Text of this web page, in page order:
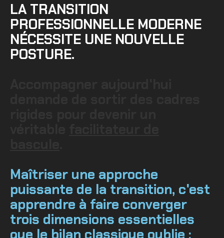
LA TRANSITION
PROFESSIONNELLE MODERNE
NÉCESSITE UNE NOUVELLE
POSTURE.
Maîtriser une approche
puissante de la transition, c'est
apprendre à faire converger
trois dimensions essentielles
que le bilan classique oublie :